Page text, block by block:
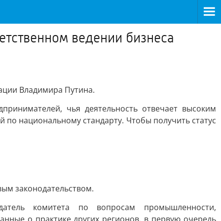
ведении бизнеса
Владимира Путина.
чья деятельность отвечает высоким
национальному стандарту. Чтобы получить статус
законодательством.
комитета по вопросам промышленности,